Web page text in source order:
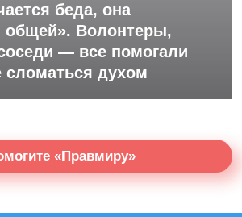
беда, она
общей». Волонтеры,
— все помогали
сломаться духом
«Правмиру»